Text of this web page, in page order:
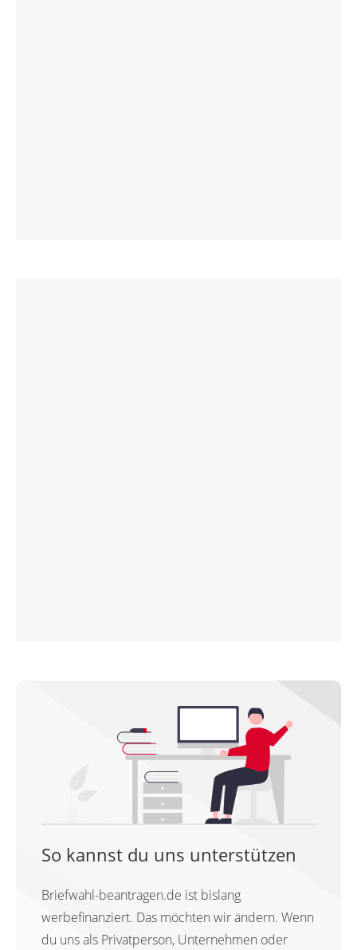
So kannst du uns unterstützen
Briefwahl-beantragen.de ist bislang
werbefinanziert. Das möchten wir ändern. Wenn
du uns als Privatperson, Unternehmen oder